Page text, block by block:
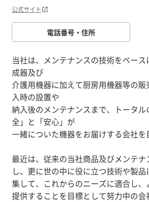
公式サイト
電話番号・住所
当社は、メンテナンスの技術をベー
成器及び
介護用機器に加えて厨房用機器等の
入時の設置や
納入後のメンテナンスまで、トータ
全」と「安心」が
一緒についた機器をお届けする会社を
最近は、従来の当社商品及びメンテ
し、更に世の中に役に立つ技術や製
集して、これからのニーズに適合し、
提供することを目標として努力中の会